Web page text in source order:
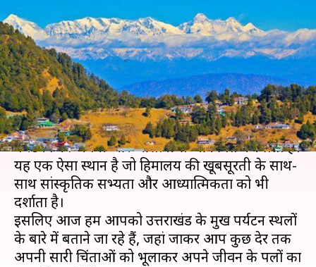
उत्तराखंड की इन खूबसूरत जगहों का
करें रुख
लेखन अंजली Feb 26, 2020 12:03 pm
क्या है खबर?
उत्तराखंड भारत का बेहद प्रसिद्ध और खूबसूरत राज्य है जो
पर्यटकों को अपनी ओर आसानी से आकर्षित कर लेता है।
यह एक ऐसा स्थान है जो हिमालय की खूबसूरती के साथ-
साथ सांस्कृतिक सभ्यता और आध्यात्मिकता को भी
दर्शाता है।
इसलिए आज हम आपको उत्तराखंड के प्रमुख पर्यटन स्थलों
के बारे में बताने जा रहे हैं, जहां जाकर आप कुछ देर तक
अपनी सारी चिंताओं को भूलाकर अपने जीवन के पलों का